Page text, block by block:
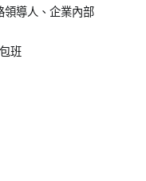
導人、企業內部
班